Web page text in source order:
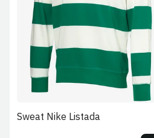
S XL 2XL
Sweat Nike Listada